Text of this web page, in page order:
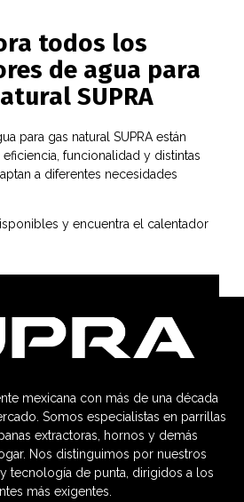
todos los
de agua para
SUPRA
para gas natural SUPRA están
funcionalidad y distintas
a diferentes necesidades
y encuentra el calentador
mexicana con más de una década
Somos especialistas en parrillas
extractoras, hornos y demás
Nos distinguimos por nuestros
tecnología de punta, dirigidos a los
más exigentes.